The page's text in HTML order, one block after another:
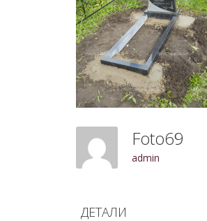
Foto69
admin
ДЕТАЛИ